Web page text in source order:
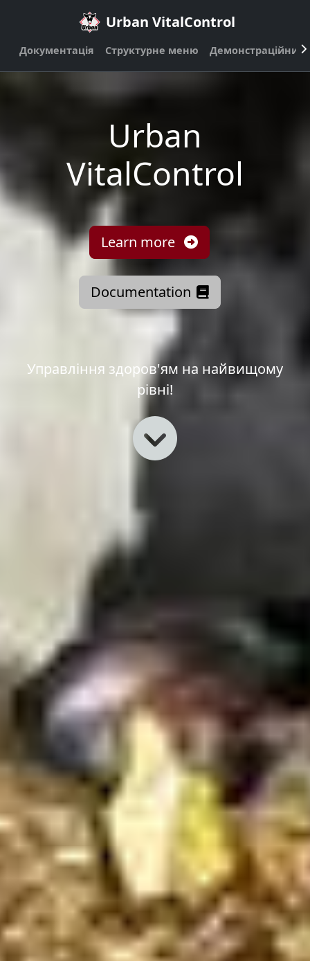
Urban VitalControl
Документація Структурне меню Демонстраційний
Urban
VitalControl
Learn more
Documentation
Управління здоров'ям на найвищому
рівні!